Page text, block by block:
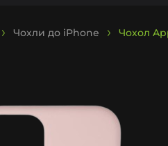
Чохли до iPhone Чохол